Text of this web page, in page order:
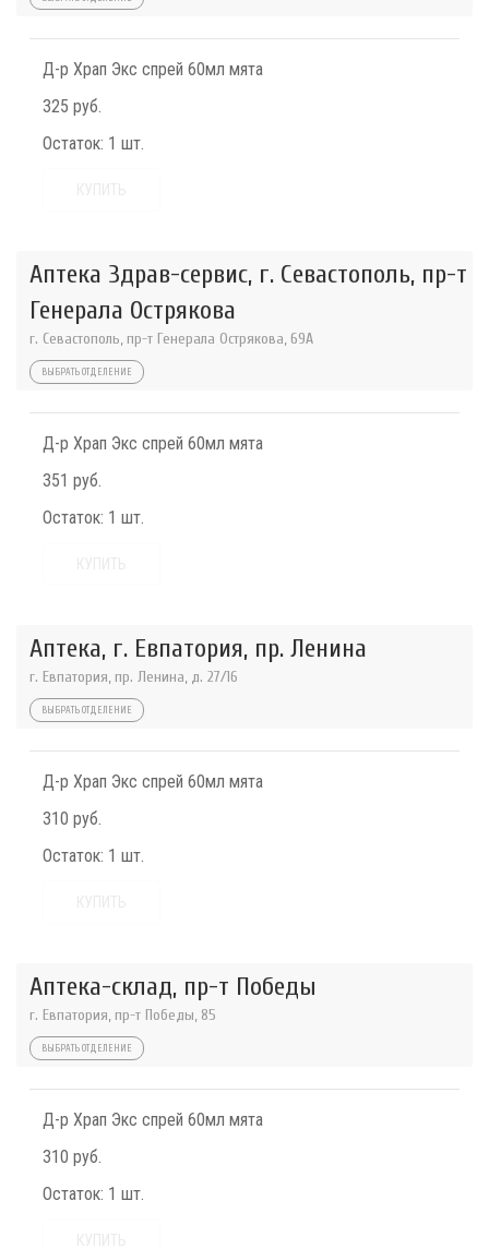
Д-р Храп Экс спрей 60мл мята
325 руб.
Остаток: 1 шт.
Аптека Здрав-сервис, г. Севастополь, пр-т
Генерала Острякова
г. Севастополь, пр-т Генерала Острякова, 69А
ВЫБРАТЬ ОТДЕЛЕНИЕ
Д-р Храп Экс спрей 60мл мята
351 руб.
Остаток: 1 шт.
Аптека, г. Евпатория, пр. Ленина
г. Евпатория, пр. Ленина, д. 27/16
ВЫБРАТЬ ОТДЕЛЕНИЕ
Д-р Храп Экс спрей 60мл мята
310 руб.
Остаток: 1 шт.
Аптека-склад, пр-т Победы
г. Евпатория, пр-т Победы, 85
ВЫБРАТЬ ОТДЕЛЕНИЕ
Д-р Храп Экс спрей 60мл мята
310 руб.
Остаток: 1 шт.